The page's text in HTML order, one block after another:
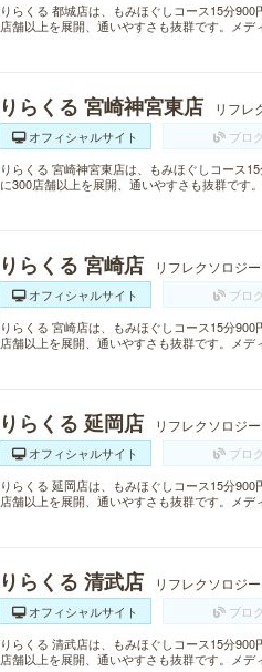
りらくる 都城店は、もみほぐしコース15分
店舗以上を展開、通いやすさも抜群です。メデ
りらくる 宮崎神宮東店 リフレ
オフィシャルサイト
ブロ
りらくる 宮崎神宮東店は、もみほぐしコース
に300店舗以上を展開、通いやすさも抜群です
りらくる 宮崎店 リフレクソロジ
オフィシャルサイト
ブロ
りらくる 宮崎店は、もみほぐしコース15分
店舗以上を展開、通いやすさも抜群です。メデ
りらくる 延岡店 リフレクソロジ
オフィシャルサイト
ブロ
りらくる 延岡店は、もみほぐしコース15分
店舗以上を展開、通いやすさも抜群です。メデ
りらくる 清武店 リフレクソロジ
オフィシャルサイト
ブロ
りらくる 清武店は、もみほぐしコース15分
店舗以上を展開、通いやすさも抜群です。メデ